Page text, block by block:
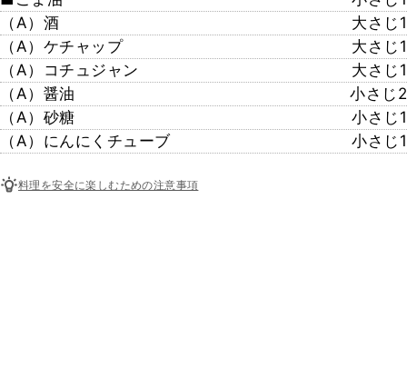
（A）酒
大さじ1
（A）ケチャップ
大さじ1
（A）コチュジャン
大さじ1
（A）醤油
小さじ2
（A）砂糖
小さじ1
（A）にんにくチューブ
小さじ1
料理を安全に楽しむための注意事項